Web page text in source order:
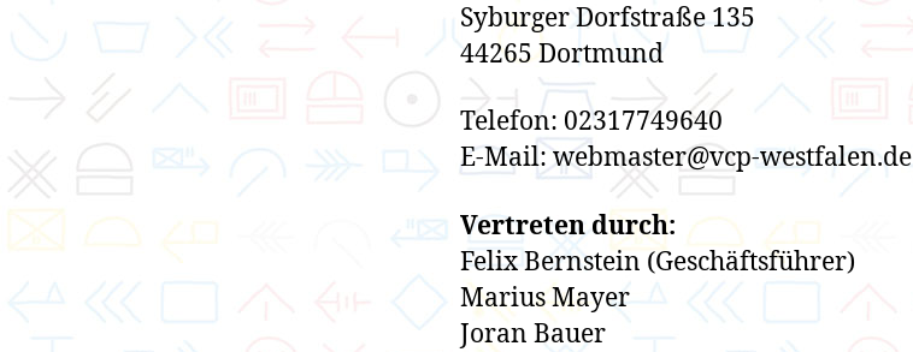
Syburger Dorfstraße 135
44265 Dortmund
Telefon: 02317749640
E-Mail: webmaster@vcp-westfalen.de
Vertreten durch:
Felix Bernstein (Geschäftsführer)
Marius Mayer
Joran Bauer